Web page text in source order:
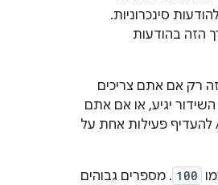
סינכרוניות.
הזה בהודעות
רק אם אתם צריכים
יגיע, או אם אתם
רוצים לאלץ את Android להעדיף פעילות אחת על
100 . מספרים גבוהים